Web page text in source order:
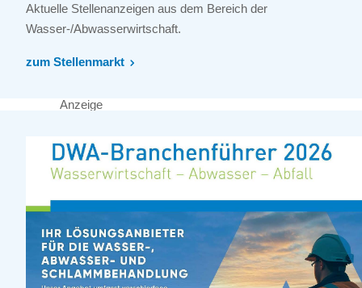
Aktuelle Stellenanzeigen aus dem Bereich der
Wasser-/Abwasserwirtschaft.
zum Stellenmarkt
Anzeige